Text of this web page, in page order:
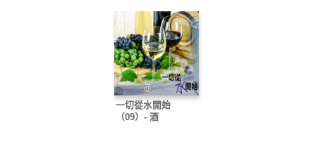
一切從水開始
（09）- 酒